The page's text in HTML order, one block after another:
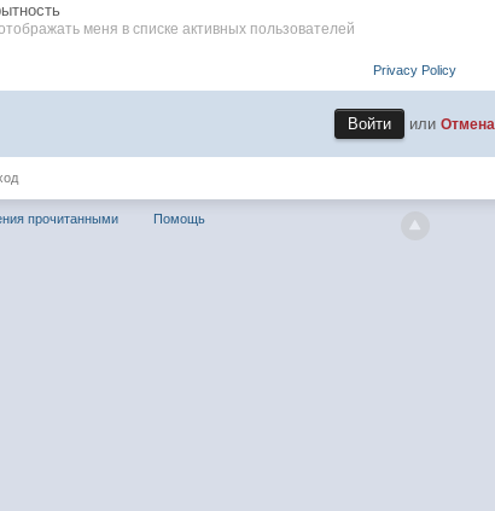
меня в списке активных пользователей
Privacy Policy
илиОтмена
прочитанными Помощь